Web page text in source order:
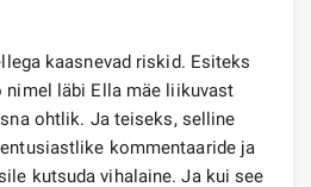
kaasnevad riskid. Esiteks
läbi Ella mäe liikuvast
ohtlik. Ja teiseks, selline
kommentaaride ja
kutsuda vihalaine. Ja kui see